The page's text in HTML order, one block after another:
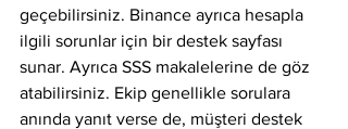
geçebilirsiniz. Binance ayrıca hesapla
ilgili sorunlar için bir destek sayfası
sunar. Ayrıca SSS makalelerine de göz
atabilirsiniz. Ekip genellikle sorulara
anında yanıt verse de, müşteri destek